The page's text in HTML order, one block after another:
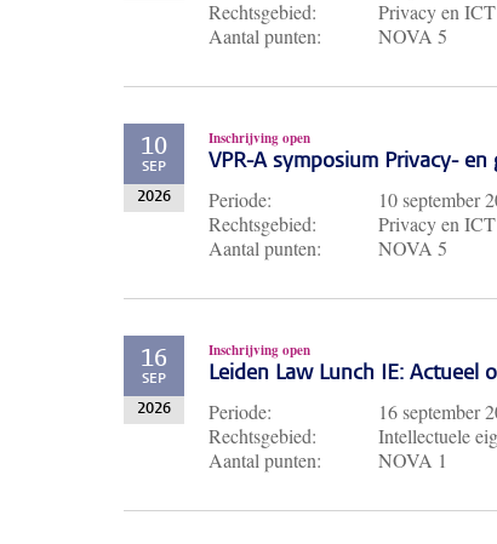
Rechtsgebied:
Privacy en
Aantal punten:
NOVA 5
10
SEP
2026
Inschrijving open
VPR-A symposium Privacy-
Periode:
10 september
Rechtsgebied:
Privacy en
Aantal punten:
NOVA 5
16
SEP
2026
Inschrijving open
Leiden Law Lunch IE: Actueel
Periode:
16 september
Rechtsgebied:
Intellectuele
Aantal punten:
NOVA 1